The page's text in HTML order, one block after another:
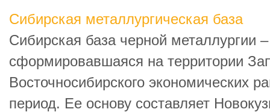
Сибирская металлургическая база
Сибирская база черной металлургии
сформировавшаяся на территории
Восточносибирского экономических
период. Ее основу составляет